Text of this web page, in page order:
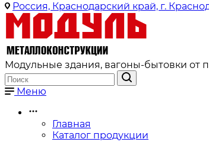
Россия, Краснодарский край, г.
Модульные здания, вагоны-бытовки от
Меню
Главная
Каталог продукции